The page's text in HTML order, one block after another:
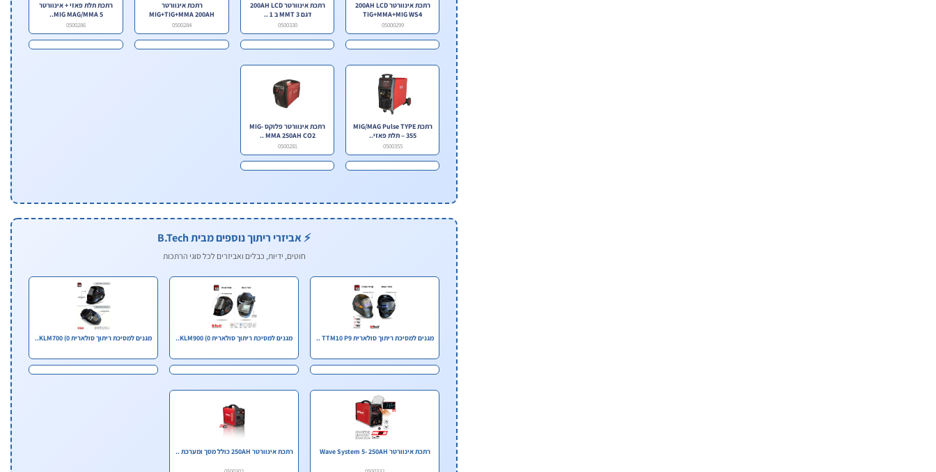
רתכת אינוורטר 200AH LCD
TIG+MMA+MIG WS4
05000299
רתכת אינוורטר 200AH LCD
דגם MMT 3 ב 1 ..
0500330
רתכת אינוורטר
MIG+TIG+MMA 200AH
0500284
רתכת תלת פאזי + אינוורטר
MIG MAG/MMA 5..
0500286
רתכת MIG/MAG Pulse TYPE
355 – תלת פאזי..
0500355
רתכת אינוורטר פלוקס MIG-
MMA 250AH CO2 ..
0500281
⚡ אביזרי ריתוך נוספים מבית B.Tech
חוטים, ידיות, כבלים ואביזרים לכל סוגי הרתכות
מגנים למסיכת ריתוך סולארית TTM10 P9 .. מגנים למסיכת ריתוך סולארית KLM900 (0.. מגנים למסיכת ריתוך סולארית KLM700 (0..
רתכת אינוורטר Wave System 5- 250AH רתכת אינוורטר 250AH כולל מסך ומערכת ..